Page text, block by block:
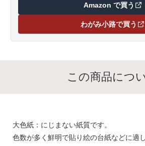
Amazon で買う
（新しい
わがみ小路で買う
（新しい
この商品につ
大色紙：にじまない紙質です。
色数が多く鮮明で貼り絵の台紙などに適